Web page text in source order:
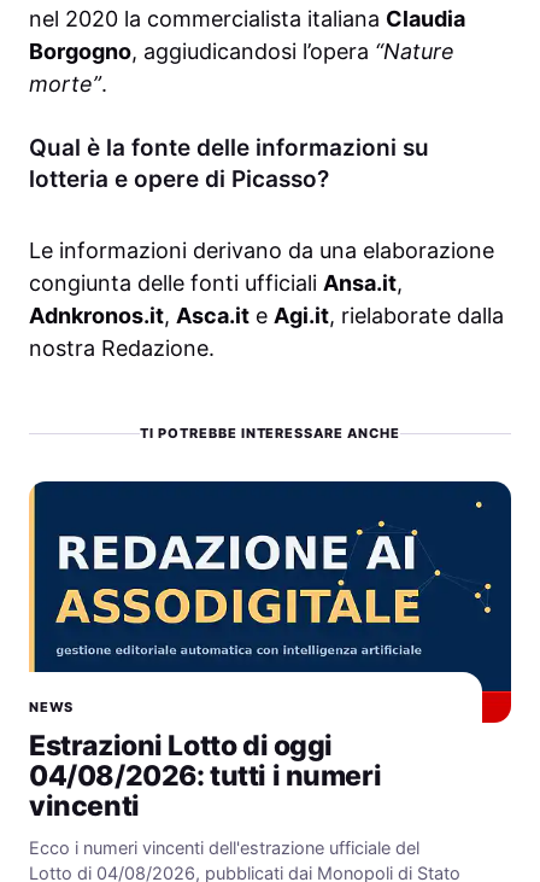
nel 2020 la commercialista italiana Claudia
Borgogno, aggiudicandosi l’opera “Nature
morte”.
Qual è la fonte delle informazioni su
lotteria e opere di Picasso?
Le informazioni derivano da una elaborazione
congiunta delle fonti ufficiali Ansa.it,
Adnkronos.it, Asca.it e Agi.it, rielaborate dalla
nostra Redazione.
TI POTREBBE INTERESSARE ANCHE
NEWS
Estrazioni Lotto di oggi
04/08/2026: tutti i numeri
vincenti
Ecco i numeri vincenti dell'estrazione ufficiale del
Lotto di 04/08/2026, pubblicati dai Monopoli di Stato